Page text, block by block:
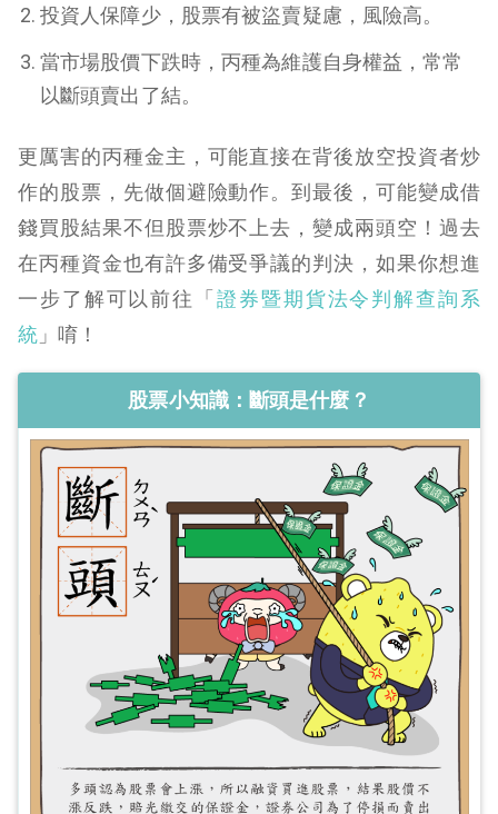
投資人保障少，股票有被盜賣疑慮，風險高。
當市場股價下跌時，丙種為維護自身權益，常常
以斷頭賣出了結。
更厲害的丙種金主，可能直接在背後放空投資者炒
作的股票，先做個避險動作。到最後，可能變成借
錢買股結果不但股票炒不上去，變成兩頭空！過去
在丙種資金也有許多備受爭議的判決，如果你想進
一步了解可以前往「證券暨期貨法令判解查詢系
統 」唷！
股票小知識：斷頭是什麼？